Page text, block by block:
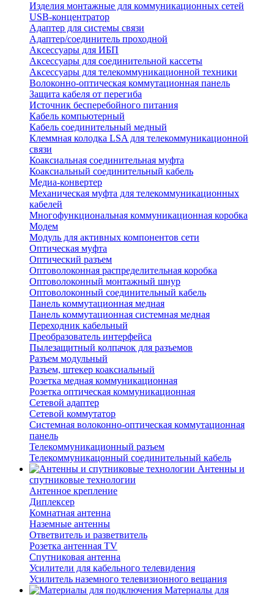
Изделия монтажные для коммуникационных сетей
USB-концентратор
Адаптер для системы связи
Адаптер/соединитель проходной
Аксессуары для ИБП
Аксессуары для соединительной кассеты
Аксессуары для телекоммуникационной техники
Волоконно-оптическая коммутационная панель
Защита кабеля от перегиба
Источник бесперебойного питания
Кабель компьютерный
Кабель соединительный медный
Клеммная колодка LSA для телекоммуникационной
связи
Коаксиальная соединительная муфта
Коаксиальный соединительный кабель
Медиа-конвертер
Механическая муфта для телекоммуникационных
кабелей
Многофункциональная коммуникационная коробка
Модем
Модуль для активных компонентов сети
Оптическая муфта
Оптический разъем
Оптоволоконная распределительная коробка
Оптоволоконный монтажный шнур
Оптоволоконный соединительный кабель
Панель коммутационная медная
Панель коммутационная системная медная
Переходник кабельный
Преобразователь интерфейса
Пылезащитный колпачок для разъемов
Разъем модульный
Разъем, штекер коаксиальный
Розетка медная коммуникационная
Розетка оптическая коммуникационная
Сетевой адаптер
Сетевой коммутатор
Системная волоконно-оптическая коммутационная
панель
Телекоммуникационный разъем
Телекоммуникацонный соединительный кабель
Антенны и
спутниковые технологии
Антенное крепление
Диплексер
Комнатная антенна
Наземные антенны
Ответвитель и разветвитель
Розетка антенная TV
Спутниковая антенна
Усилители для кабельного телевидения
Усилитель наземного телевизионного вещания
Материалы для